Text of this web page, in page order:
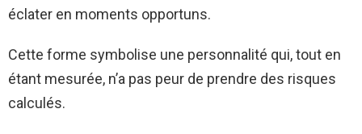
éclater en moments opportuns.
Cette forme symbolise une personnalité qui, tout en
étant mesurée, n’a pas peur de prendre des risques
calculés.